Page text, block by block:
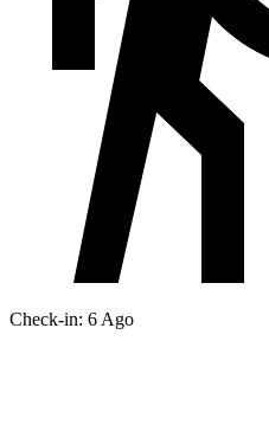
Check-in: 6 Ago